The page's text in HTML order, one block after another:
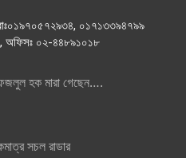
০১৭১৩৩৯৪৭৯৯
০২-৪৪৮৯১০১৮
হক মারা গেছেন….
সচল রাডার